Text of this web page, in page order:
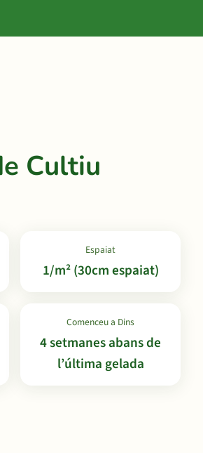
Cultiu
Espaiat
1/m² (30cm espaiat)
Comenceu a Dins
4 setmanes abans de
l’última gelada